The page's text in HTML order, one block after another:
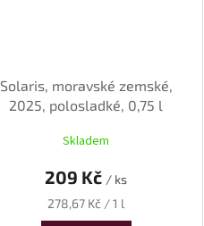
Solaris, moravské zemské,
2025, polosladké, 0,75 l
Skladem
209 Kč / ks
Měrná
cena:
278,67 Kč / 1 l